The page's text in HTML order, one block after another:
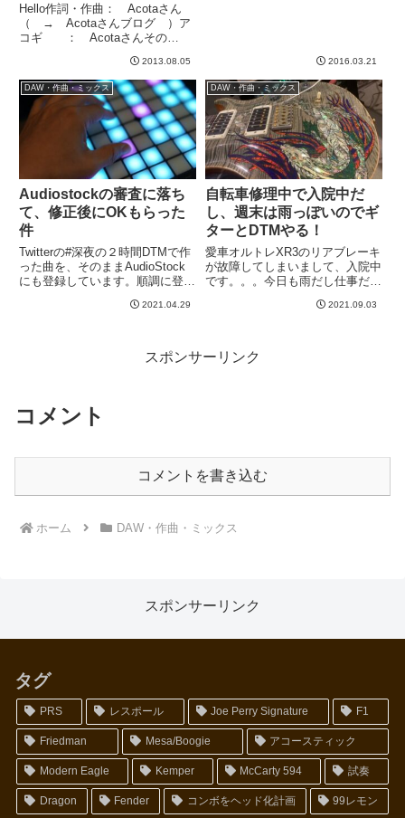
Hello作詞・作曲： Acotaさん
（ → Acotaさんブログ ）ア
コギ ： Acotaさんその
ブロ徘徊中に偶然拝見したAcota
さんの曲をアレンジさせてもらい
ました。アコギの弾き語りをされ
ています...
2013.08.05 2016.03.21
DAW・作曲・ミックス
Audiostockの審査に落ち
て、修正後にOKもらった
件
Twitterの#深夜の２時間DTMで作
った曲を、そのままAudioStock
にも登録しています。順調に登録
審査に落ちました（泣）そこで、
2021.04.29
DAW・作曲・ミックス
自転車修理中で入院中だ
し、週末は雨っぽいのでギ
ターとDTMやる！
愛車オルトレXR3のリアブレーキ
が故障してしまいまして、入院中
です。。。今日も雨だし仕事だし
というだけでなんか寂しい。。。
い。。。不幸中の幸いか。でも...
2021.09.03
スポンサーリンク
コメント
コメントを書き込む
ホーム DAW・作曲・ミックス
スポンサーリンク
タグ
PRS レスポール Joe Perry Signature F1
Friedman Mesa/Boogie アコースティック
Modern Eagle Kemper McCarty 594 試奏
Dragon Fender コンボをヘッド化計画 99レモン